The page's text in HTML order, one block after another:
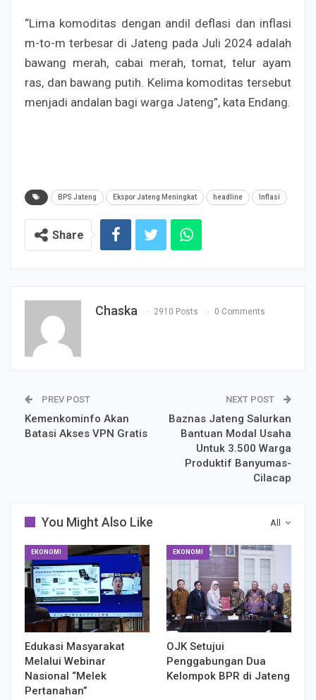
“Lima komoditas dengan andil deflasi dan inflasi
m-to-m terbesar di Jateng pada Juli 2024 adalah
bawang merah, cabai merah, tomat, telur ayam
ras, dan bawang putih. Kelima komoditas tersebut
menjadi andalan bagi warga Jateng”, kata Endang.
BPS Jateng Ekspor Jateng Meningkat headline Inflasi
Share
Chaska 2910 Posts 0 Comments
PREV POST
Kemenkominfo Akan
Batasi Akses VPN Gratis
NEXT POST
Baznas Jateng Salurkan
Bantuan Modal Usaha
Untuk 3.500 Warga
Produktif Banyumas-
Cilacap
All
You Might Also Like
EKONOMI
Edukasi Masyarakat
Melalui Webinar
Nasional “Melek
Pertanahan”
EKONOMI
OJK Setujui
Penggabungan Dua
Kelompok BPR di Jateng